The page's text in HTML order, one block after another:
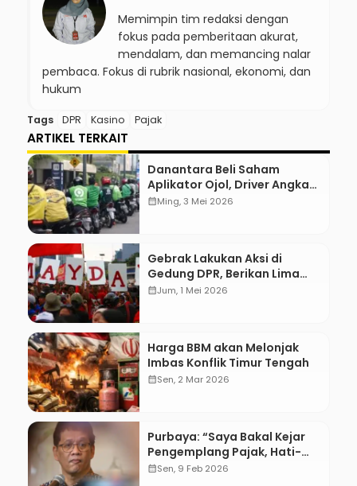
Memimpin tim redaksi dengan
fokus pada pemberitaan akurat,
mendalam, dan memancing nalar
pembaca. Fokus di rubrik nasional, ekonomi, dan
hukum
Tags DPR Kasino Pajak
ARTIKEL TERKAIT
Danantara Beli Saham
Aplikator Ojol, Driver Angkat
Jempol
calendar_monthMing, 3 Mei 2026
Gebrak Lakukan Aksi di
Gedung DPR, Berikan Lima
Tuntutan
calendar_monthJum, 1 Mei 2026
Harga BBM akan Melonjak
Imbas Konflik Timur Tengah
calendar_monthSen, 2 Mar 2026
Purbaya: “Saya Bakal Kejar
Pengemplang Pajak, Hati-
Hati”
calendar_monthSen, 9 Feb 2026